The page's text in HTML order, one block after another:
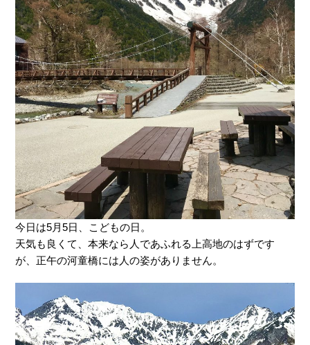
今日は5月5日、こどもの日。
天気も良くて、本来なら人であふれる上高地のはずです
が、正午の河童橋には人の姿がありません。